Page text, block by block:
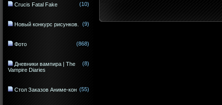
Crucis Fatal Fake (10)
Новый конкурс рисунков. (9)
Фото (868)
Дневники вампира | The
Vampire Diaries
(8)
Стол Заказов Аниме-кон (55)